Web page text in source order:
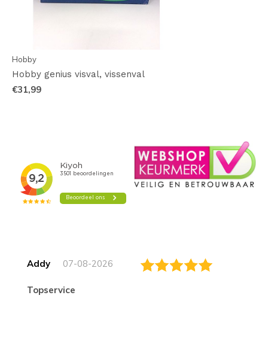
Hobby
Hobby genius visval, vissenval
€31,99
Addy 07-08-2026
topservice